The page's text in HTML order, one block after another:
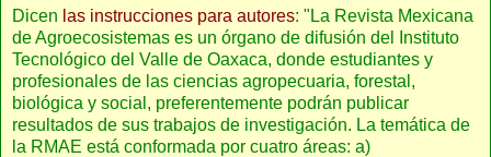
Dicen las instrucciones para autores: "La Revista Mexicana
de Agroecosistemas es un órgano de difusión del Instituto
Tecnológico del Valle de Oaxaca, donde estudiantes y
profesionales de las ciencias agropecuaria, forestal,
biológica y social, preferentemente podrán publicar
resultados de sus trabajos de investigación. La temática de
la RMAE está conformada por cuatro áreas: a)